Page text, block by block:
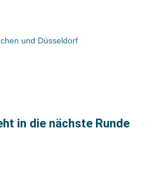
und Düsseldorf
in die nächste Runde